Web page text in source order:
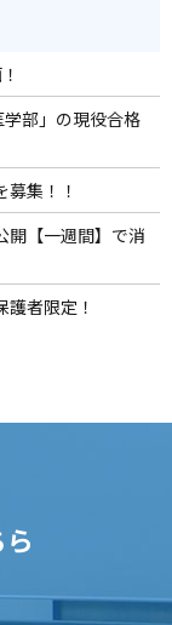
部」の現役合格
集！！
開【一週間】で消
者限定！